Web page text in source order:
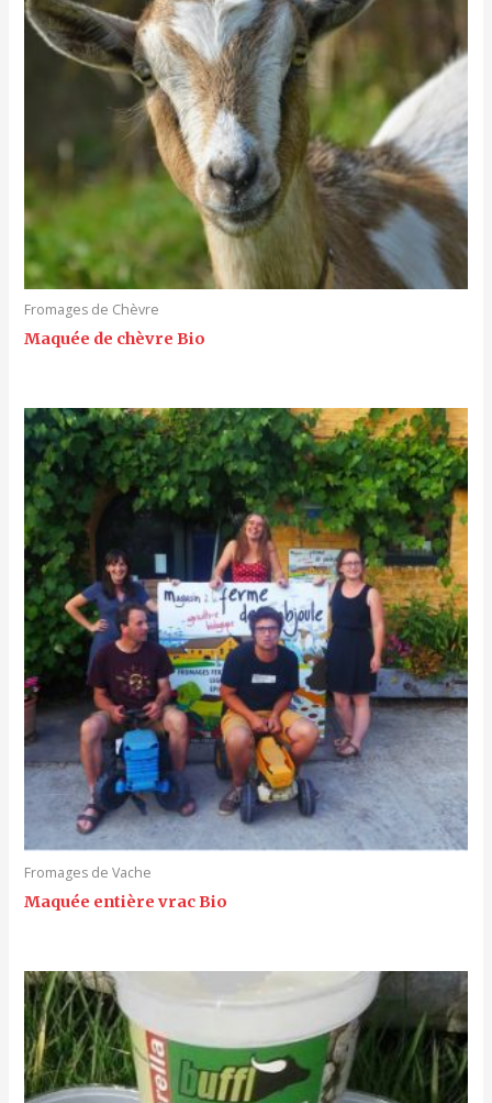
Fromages de Chèvre
Maquée de chèvre Bio
Fromages de Vache
Maquée entière vrac Bio